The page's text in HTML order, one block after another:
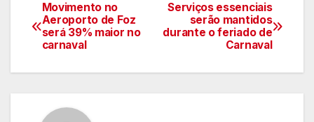
Navegação
de
artigos
Serviços essenciais
serão mantidos
durante o feriado de
Carnaval
Movimento no
Aeroporto de Foz
será 39% maior no
carnaval